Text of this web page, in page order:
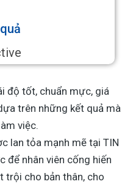
độ tốt, chuẩn mực, giá
trên những kết quả mà
việc.
lan tỏa mạnh mẽ tại TIN
để nhân viên cống hiến
trội cho bản thân, cho